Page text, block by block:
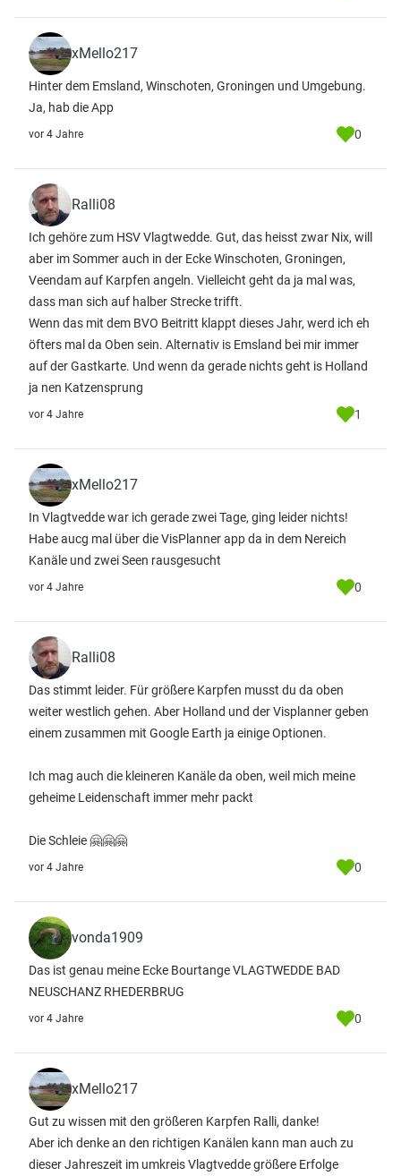
xMello217
Hinter dem Emsland, Winschoten, Groningen und Umgebung.
Ja, hab die App
vor 4 Jahre 0
Ralli08
Ich gehöre zum HSV Vlagtwedde. Gut, das heisst zwar Nix, will
aber im Sommer auch in der Ecke Winschoten, Groningen,
Veendam auf Karpfen angeln. Vielleicht geht da ja mal was,
dass man sich auf halber Strecke trifft.
Wenn das mit dem BVO Beitritt klappt dieses Jahr, werd ich eh
öfters mal da Oben sein. Alternativ is Emsland bei mir immer
auf der Gastkarte. Und wenn da gerade nichts geht is Holland
ja nen Katzensprung
vor 4 Jahre 1
xMello217
In Vlagtvedde war ich gerade zwei Tage, ging leider nichts!
Habe aucg mal über die VisPlanner app da in dem Nereich
Kanäle und zwei Seen rausgesucht
vor 4 Jahre 0
Ralli08
Das stimmt leider. Für größere Karpfen musst du da oben
weiter westlich gehen. Aber Holland und der Visplanner geben
einem zusammen mit Google Earth ja einige Optionen.
Ich mag auch die kleineren Kanäle da oben, weil mich meine
geheime Leidenschaft immer mehr packt
Die Schleie 🤗🤗🤗
vor 4 Jahre 0
vonda1909
Das ist genau meine Ecke Bourtange VLAGTWEDDE BAD
NEUSCHANZ RHEDERBRUG
vor 4 Jahre 0
xMello217
Gut zu wissen mit den größeren Karpfen Ralli, danke!
Aber ich denke an den richtigen Kanälen kann man auch zu
dieser Jahreszeit im umkreis Vlagtvedde größere Erfolge